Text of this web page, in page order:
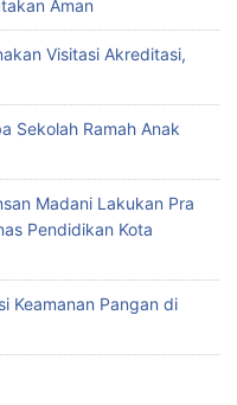
Aman
Visitasi Akreditasi,
Sekolah Ramah Anak
Madani Lakukan Pra
Pendidikan Kota
Keamanan Pangan di